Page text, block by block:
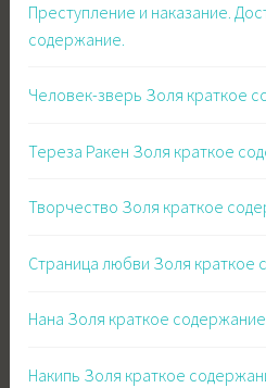
Преступление и наказание.
содержание.
Человек-зверь Золя краткое
Тереза Ракен Золя краткое
Творчество Золя краткое
Страница любви Золя краткое
Нана Золя краткое
Накипь Золя краткое